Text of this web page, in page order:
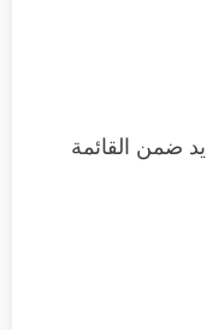
ضمن القائمة